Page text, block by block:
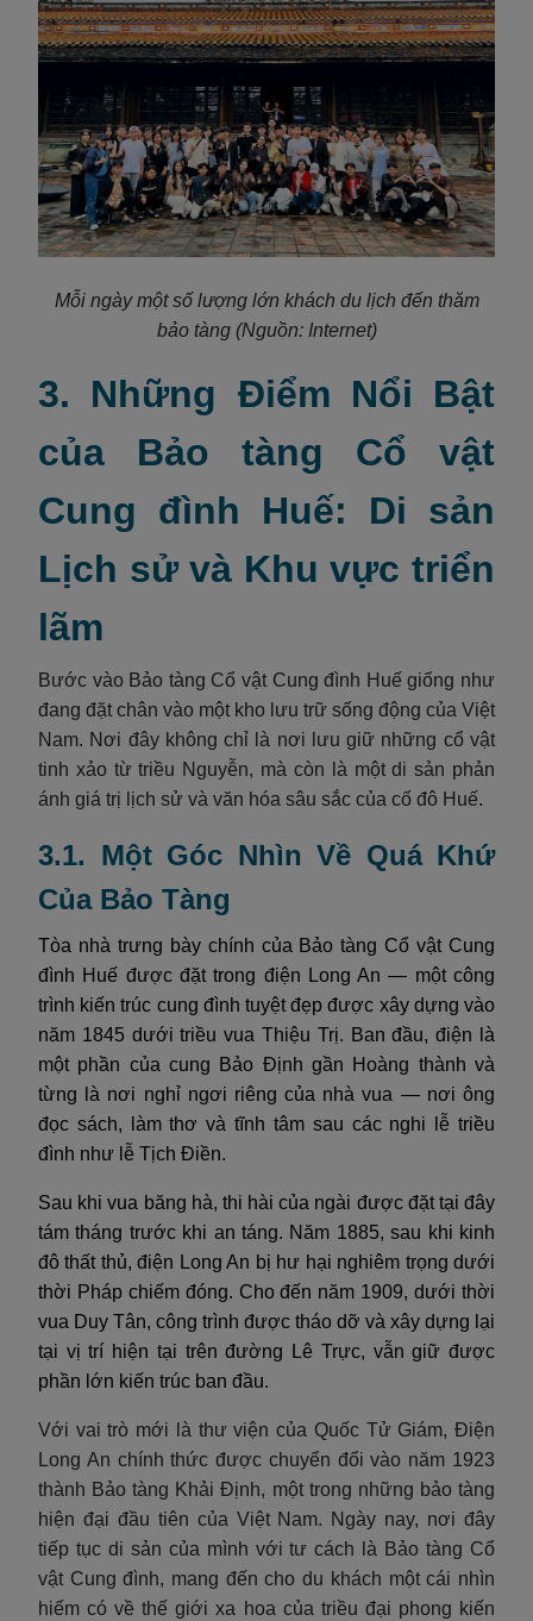
Mỗi ngàymột số lượng lớn khách du lịch đến thăm
bảo tàng (Nguồn: Internet)
3. Những Điểm Nổi Bật
của Bảo tàng Cổ vật
Cung đình Huế: Di sản
Lịch sử và Khu vực triển
lãm
Bước vào Bảo tàng Cổ vật Cung đình Huế giống như
đang đặt chân vào một kho lưu trữ sống động của Việt
Nam. Nơi đây không chỉ là nơi lưu giữ những cổ vật
tinh xảo từ triều Nguyễn, mà còn là một di sản phản
ánh giá trị lịch sử và văn hóa sâu sắc của cố đô Huế.
3.1. Một Góc Nhìn Về Quá Khứ
Của Bảo Tàng
Tòa nhà trưng bày chính của Bảo tàng Cổ vật Cung
đình Huế được đặt trong điện Long An — một công
trình kiến trúc cung đình tuyệt đẹp được xây dựng vào
năm 1845 dưới triều vua Thiệu Trị. Ban đầu, điện là
một phần của cung Bảo Định gần Hoàng thành và
từng là nơi nghỉ ngơi riêng của nhà vua — nơi ông
đọc sách, làm thơ và tĩnh tâm sau các nghi lễ triều
đình như lễ Tịch Điền.
Sau khi vua băng hà, thi hài của ngài được đặt tại đây
tám tháng trước khi an táng. Năm 1885, sau khi kinh
đô thất thủ, điện Long An bị hư hại nghiêm trọng dưới
thời Pháp chiếm đóng. Cho đến năm 1909, dưới thời
vua Duy Tân, công trình được tháo dỡ và xây dựng lại
tại vị trí hiện tại trên đường Lê Trực, vẫn giữ được
phần lớn kiến trúc ban đầu.
Với vai trò mới là thư viện của Quốc Tử Giám, Điện
Long An chính thức được chuyển đổi vào năm 1923
thành Bảo tàng Khải Định, một trong những bảo tàng
hiện đại đầu tiên của Việt Nam. Ngày nay, nơi đây
tiếp tục di sản của mình với tư cách là Bảo tàng Cổ
vật Cung đình, mang đến cho du khách một cái nhìn
hiếm có về thế giới xa hoa của triều đại phong kiến